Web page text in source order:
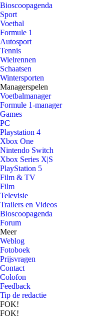
Bioscoopagenda
Sport
Voetbal
Formule 1
Autosport
Tennis
Wielrennen
Schaatsen
Wintersporten
Managerspelen
Voetbalmanager
Formule 1-manager
Games
PC
Playstation 4
Xbox One
Nintendo Switch
Xbox Series X|S
PlayStation 5
Film & TV
Film
Televisie
Trailers en Videos
Bioscoopagenda
Forum
Meer
Weblog
Fotoboek
Prijsvragen
Contact
Colofon
Feedback
Tip de redactie
FOK!
FOK!